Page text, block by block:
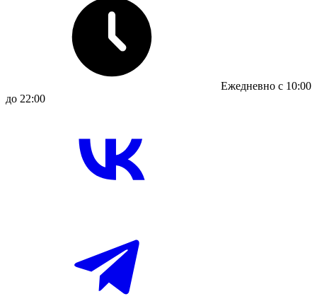
Ежедневно с 10:00
до 22:00